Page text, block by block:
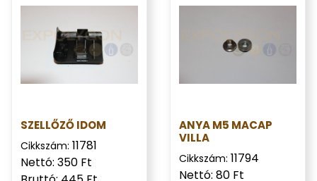
SZELLŐZŐ IDOM
Cikkszám: 11781
Nettó: 350 Ft
ANYA M5 MACAP
VILLA
Cikkszám: 11794
Nettó: 80 Ft